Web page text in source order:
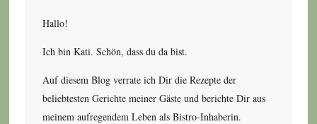
Hallo!
Ich bin Kati. Schön, dass du da bist.
Auf diesem Blog verrate ich Dir die Rezepte der
beliebtesten Gerichte meiner Gäste und berichte Dir aus
meinem aufregendem Leben als Bistro-Inhaberin.